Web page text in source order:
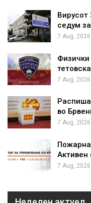
седум
7 Aug,
Физички
7 Aug,
во
7 Aug,
Активен
7 Aug,